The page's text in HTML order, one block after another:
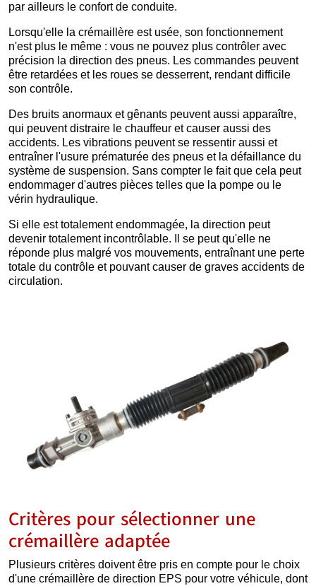
par ailleurs le confort de conduite.
Lorsqu'elle la crémaillère est usée, son fonctionnement
n'est plus le même : vous ne pouvez plus contrôler avec
précision la direction des pneus. Les commandes peuvent
être retardées et les roues se desserrent, rendant difficile
son contrôle.
Des bruits anormaux et gênants peuvent aussi apparaître,
qui peuvent distraire le chauffeur et causer aussi des
accidents. Les vibrations peuvent se ressentir aussi et
entraîner l'usure prématurée des pneus et la défaillance du
système de suspension. Sans compter le fait que cela peut
endommager d'autres pièces telles que la pompe ou le
vérin hydraulique.
Si elle est totalement endommagée, la direction peut
devenir totalement incontrôlable. Il se peut qu'elle ne
réponde plus malgré vos mouvements, entraînant une perte
totale du contrôle et pouvant causer de graves accidents de
circulation.
Critères pour sélectionner une
crémaillère adaptée
Plusieurs critères doivent être pris en compte pour le choix
d'une crémaillère de direction EPS pour votre véhicule, dont